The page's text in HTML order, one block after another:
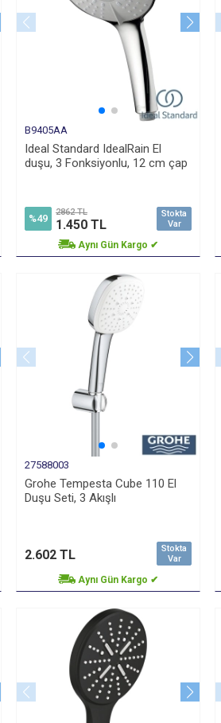
B9405AA
Ideal Standard IdealRain El
duşu, 3 Fonksiyonlu, 12 cm çap
%49
Stokta
Var
2862 TL
1.450 TL
Aynı Gün Kargo ✔
27588003
Grohe Tempesta Cube 110 El
Duşu Seti, 3 Akışlı
Stokta
Var
2.602 TL
Aynı Gün Kargo ✔